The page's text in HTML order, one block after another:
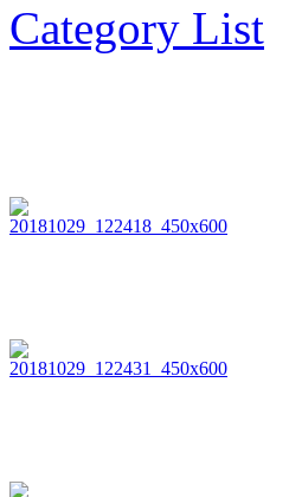
Category List